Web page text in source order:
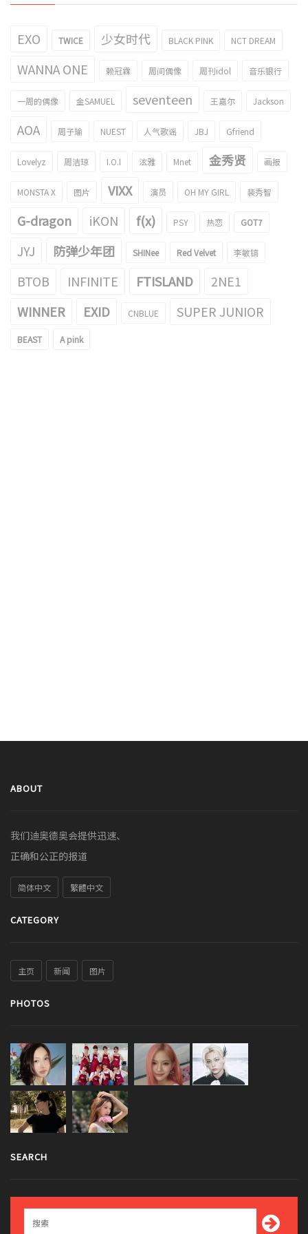
EXO TWICE 少女时代 BLACK PINK NCT DREAM
WANNA ONE 赖冠霖 周间偶像 周刊idol 音乐银行
一周的偶像 金SAMUEL seventeen 王嘉尔 Jackson
AOA 周子瑜 NUEST 人气歌谣 JBJ Gfriend
Lovelyz 周洁琼 I.O.I 泫雅 Mnet 金秀贤 画报
MONSTA X 图片 VIXX 演员 OH MY GIRL 裴秀智
G-dragon iKON f(x) PSY 热恋 GOT7
JYJ 防弹少年团 SHINee Red Velvet 李敏镐
BTOB INFINITE FTISLAND
2NE1
WINNER
EXID CNBLUE SUPER JUNIOR
BEAST A pink
ABOUT
我们迪奥德奥会提供迅速、
正确和公正的报道
简体中文 繁體中文
CATEGORY
主页 新闻 图片
PHOTOS
SEARCH